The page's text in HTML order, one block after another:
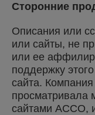
Сторонние
Описания или
или сайты, не
или ее
поддержку
сайта.
просматривала
сайтами ACCO,